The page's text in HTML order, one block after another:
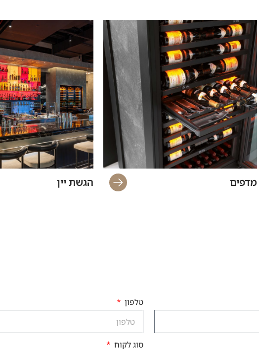
מדפים הגשת יין
טלפון
סוג לקוח